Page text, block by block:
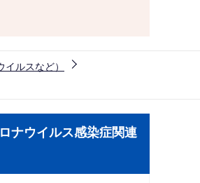
ルスなど）
ナウイルス感染症関連